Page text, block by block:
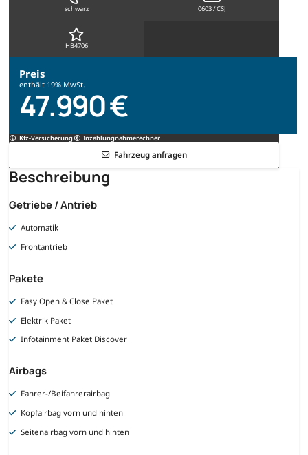
schwarz 0603 / CSJ
HB4706
Preis
enthält 19% MwSt.
47.990 €
Kfz-Versicherung Inzahlungnahmerechner
Fahrzeug anfragen
Beschreibung
Getriebe / Antrieb
Automatik
Frontantrieb
Pakete
Easy Open & Close Paket
Elektrik Paket
Infotainment Paket Discover
Airbags
Fahrer-/Beifahrerairbag
Kopfairbag vorn und hinten
Seitenairbag vorn und hinten